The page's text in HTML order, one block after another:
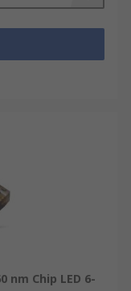
nm Chip LED 6-